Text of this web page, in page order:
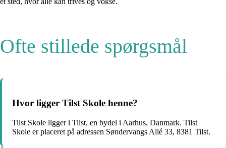
Ofte stillede spørgsmål
Hvor ligger Tilst Skole henne?
Tilst Skole ligger i Tilst, en bydel i Aarhus, Danmark. Tilst
Skole er placeret på adressen Søndervangs Allé 33, 8381 Tilst.